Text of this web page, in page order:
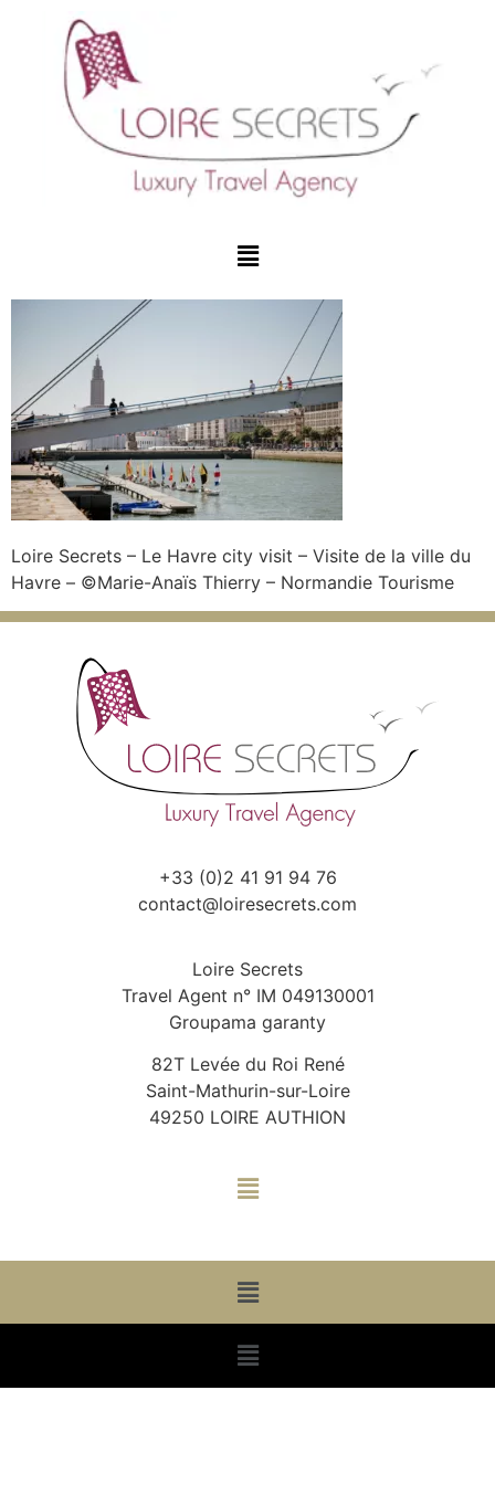
Loire Secrets – Le Havre city visit – Visite de la ville du
Havre – ©Marie-Anaïs Thierry – Normandie Tourisme
+33 (0)2 41 91 94 76
contact@loiresecrets.com
Loire Secrets
Travel Agent n° IM 049130001
Groupama garanty
82T Levée du Roi René
Saint-Mathurin-sur-Loire
49250 LOIRE AUTHION